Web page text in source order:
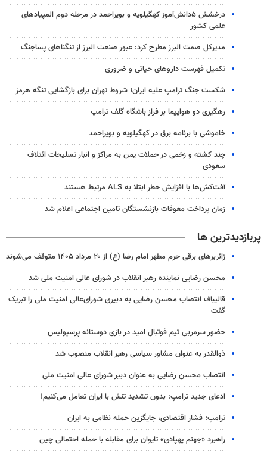
درخشش ۵دانش‌آموز کهگیلویه و بویراحمد در مرحله دوم المپیادهای
علمی کشور
مدیرکل صمت البرز مطرح کرد: عبور صنعت البرز از تنگناهای پساجنگ
تکمیل فهرست داروهای حیاتی و ضروری
شکست جنگ ترامپ علیه ایران؛ شروط تهران برای بازگشایی تنگه هرمز
رهگیری دو هواپیما بر فراز باشگاه گلف ترامپ
خاموشی با برنامه برق در کهگیلویه و بویراحمد
چند کشته و زخمی در حملات یمن به مراکز و انبار تسلیحات ائتلاف
سعودی
آفت‌کش‌ها با افزایش خطر ابتلا به ALS مرتبط هستند
زمان پرداخت معوقات بازنشستگان تامین اجتماعی اعلام شد
پربازدیدترین ها
زائربرهای برقی حرم مطهر امام رضا (ع) از ۲۰ مرداد ۱۴۰۵ متوقف می‌شوند
محسن رضایی نماینده رهبر انقلاب در شورای عالی امنیت ملی شد
قالیباف انتصاب محسن رضایی به دبیری شورای‌عالی امنیت ملی را تبریک
گفت
حضور سرمربی تیم فوتبال امید در بازی دوستانه پرسپولیس
ذوالقدر به عنوان مشاور سیاسی رهبر انقلاب منصوب شد
انتصاب محسن رضایی به عنوان دبیر شورای عالی امنیت ملی
ادعای جدید ترامپ: بدون تشدید تنش با ایران تعامل می‌کنیم!
ترامپ: فشار اقتصادی، جایگزین حمله نظامی به ایران
راهبرد «جهنم پهپادی» تایوان برای مقابله با حمله احتمالی چین